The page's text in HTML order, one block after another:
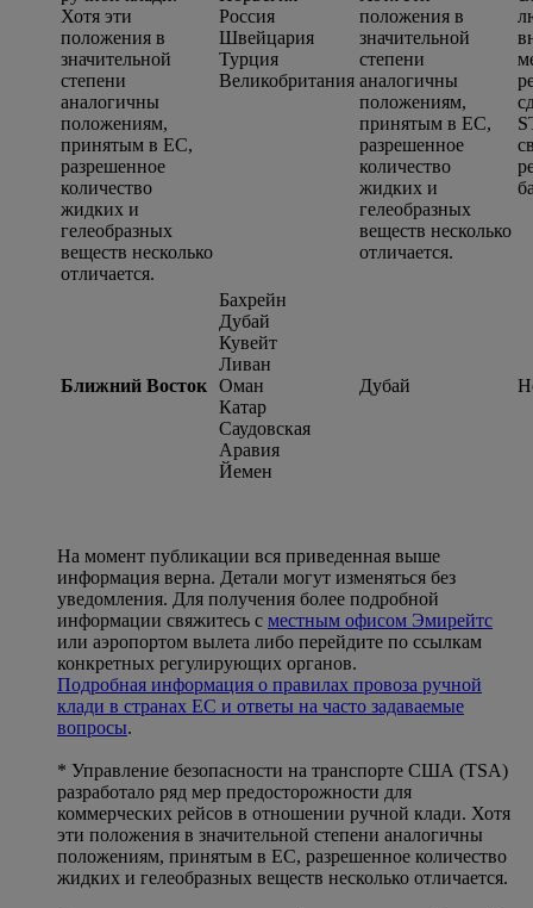
Хотя эти
положения в
значительной
степени
аналогичны
положениям,
принятым в ЕС,
разрешенное
количество
жидких и
гелеобразных
веществ несколько
отличается.
Россия
Швейцария
Турция
Великобритания
положения в
значительной
степени
аналогичны
положениям,
принятым в ЕС,
разрешенное
количество
жидких и
гелеобразных
веществ несколько
отличается.
Ближний Восток
Бахрейн
Дубай
Кувейт
Ливан
Оман
Катар
Саудовская
Аравия
Йемен
Дубай
На момент публикации вся приведенная выше
информация верна. Детали могут изменяться без
уведомления. Для получения более подробной
информации свяжитесь с местным офисом Эмирейтс
или аэропортом вылета либо перейдите по ссылкам
конкретных регулирующих органов.
Подробная информация о правилах провоза ручной
клади в странах ЕС и ответы на часто задаваемые
вопросы.
* Управление безопасности на транспорте США (TSA)
разработало ряд мер предосторожности для
коммерческих рейсов в отношении ручной клади. Хотя
эти положения в значительной степени аналогичны
положениям, принятым в ЕС, разрешенное количество
жидких и гелеобразных веществ несколько отличается.